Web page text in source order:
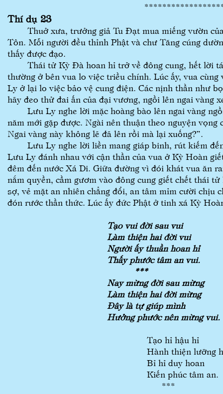
Thí dụ 23
Thuở xưa, trưởng giả Tu Đạt mua miếng vườn
Tôn. Mỗi người đều thỉnh Phật và chư Tăng cúng
thấy được đạo.
Thái tử Kỳ Đà hoan hỉ trở về đông cung, hết lời
thường ở bên vua lo việc triều chính. Lúc ấy, vua
Ly ở lại lo việc bảo vệ cung điện. Các nịnh thần như
hãy đeo thử đai ấn của đại vương, ngồi lên ngai vàng
Lưu Ly nghe lời mặc hoàng bào lên ngai vàng
năm mới gặp được. Ngài nên thuận theo nguyện
Ngai vàng này không lẽ đã lên rồi mà lại xuống?”.
Lưu Ly nghe lời liền mang giáp binh, rút kiếm đến
Lưu Ly đánh nhau với cận thần của vua ở Kỳ Hoàn
đêm đến nước Xá Di. Giữa đường vì đói khát vua ăn
nắm quyền, cầm gươm vào đông cung giết chết thái
sợ, vẻ mặt an nhiên chẳng đổi, an tâm mỉm cười chịu
đón rước thần thức. Lúc ấy đức Phật ở tinh xá Kỳ
Tạo vui đời sau vui
Làm thiện hai đời vui
Người ấy thuần hoan hỉ
Thấy phước tâm an vui.
***
Nay mừng đời sau mừng
Làm thiện hai đời mừng
Đây là tự giúp mình
Hưởng phước nên mừng vui.
Tạo hỉ hậu hỉ
Hành thiện lưỡng
Bỉ hỉ duy hoan
Kiến phúc tâm an.
***